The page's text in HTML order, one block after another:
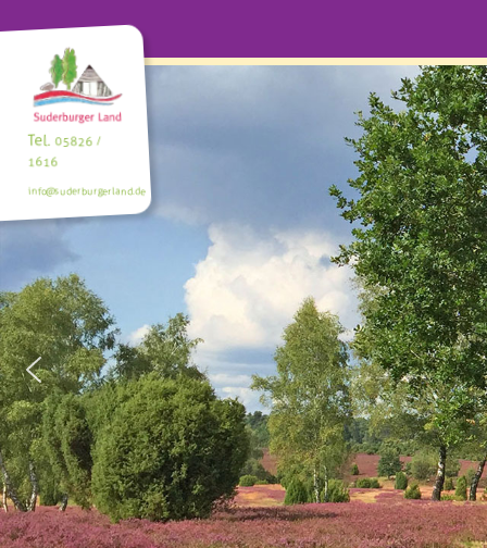
Tel.05826 /
1616
info@suderburgerland.de